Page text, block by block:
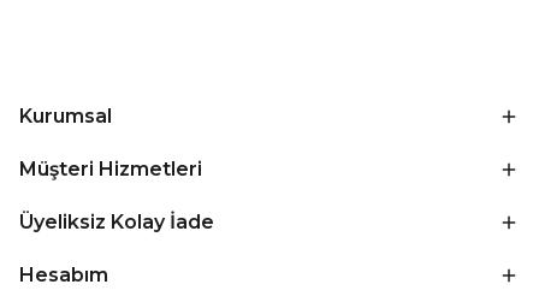
Kurumsal
Müşteri Hizmetleri
Üyeliksiz Kolay İade
Hesabım